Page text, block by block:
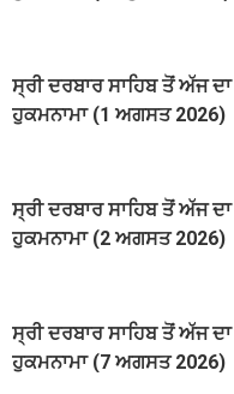
ਸ੍ਰੀ ਦਰਬਾਰ ਸਾਹਿਬ ਤੋਂ ਅੱਜ ਦਾ
ਹੁਕਮਨਾਮਾ (1 ਅਗਸਤ 2026)
ਸ੍ਰੀ ਦਰਬਾਰ ਸਾਹਿਬ ਤੋਂ ਅੱਜ ਦਾ
ਹੁਕਮਨਾਮਾ (2 ਅਗਸਤ 2026)
ਸ੍ਰੀ ਦਰਬਾਰ ਸਾਹਿਬ ਤੋਂ ਅੱਜ ਦਾ
ਹੁਕਮਨਾਮਾ (7 ਅਗਸਤ 2026)